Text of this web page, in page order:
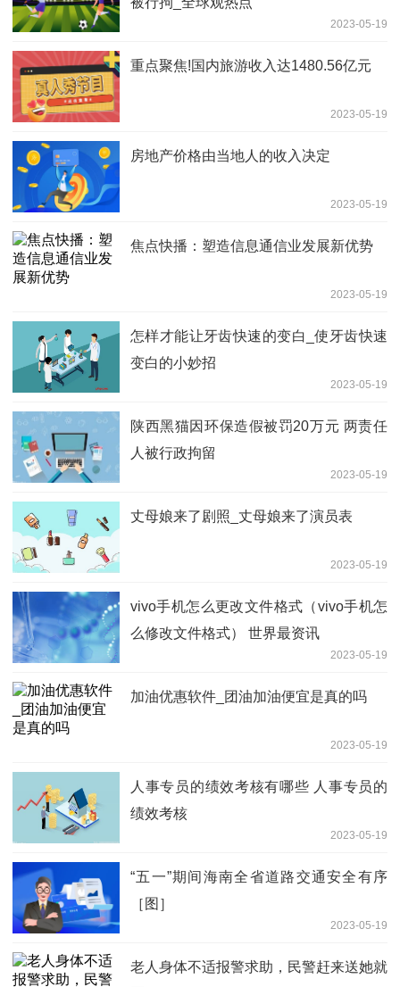
2023-05-19
重点聚焦!国内旅游收入达1480.56亿元
2023-05-19
房地产价格由当地人的收入决定
2023-05-19
焦点快播：塑造信息通信业发展新优势
2023-05-19
怎样才能让牙齿快速的变白_使牙齿快速
变白的小妙招
2023-05-19
陕西黑猫因环保造假被罚20万元 两责任
人被行政拘留
2023-05-19
丈母娘来了剧照_丈母娘来了演员表
2023-05-19
vivo手机怎么更改文件格式（vivo手机怎
么修改文件格式） 世界最资讯
2023-05-19
加油优惠软件_团油加油便宜是真的吗
2023-05-19
人事专员的绩效考核有哪些 人事专员的
绩效考核
2023-05-19
“五一”期间海南全省道路交通安全有序
［图］
2023-05-19
老人身体不适报警求助，民警赶来送她就